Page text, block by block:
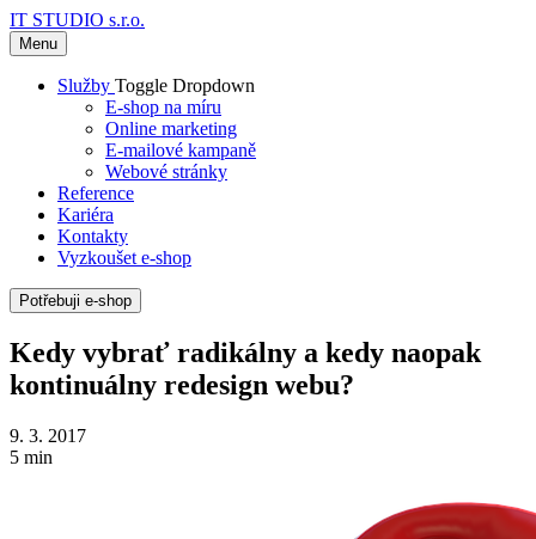
IT STUDIO s.r.o.
Menu
Služby Toggle Dropdown
E-shop na míru
Online marketing
E-mailové kampaně
Webové stránky
Reference
Kariéra
Kontakty
Vyzkoušet e-shop
Potřebuji e-shop
Kedy vybrať radikálny a kedy naopak
kontinuálny redesign webu?
9. 3. 2017
5 min